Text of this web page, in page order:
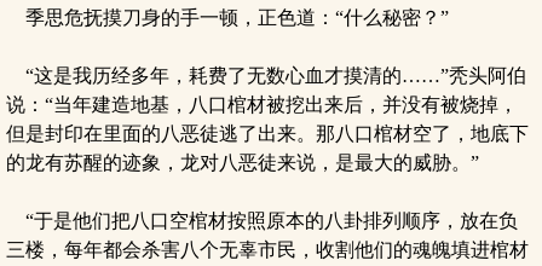
季思危抚摸刀身的手一顿，正色道：“什么秘密？”
“这是我历经多年，耗费了无数心血才摸清的……”秃头阿伯
说：“当年建造地基，八口棺材被挖出来后，并没有被烧掉，
但是封印在里面的八恶徒逃了出来。那八口棺材空了，地底下
的龙有苏醒的迹象，龙对八恶徒来说，是最大的威胁。”
“于是他们把八口空棺材按照原本的八卦排列顺序，放在负
三楼，每年都会杀害八个无辜市民，收割他们的魂魄填进棺材